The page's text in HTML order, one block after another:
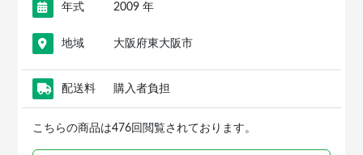
年式 2009 年
地域 大阪府東大阪市
配送料 購入者負担
こちらの商品は476回閲覧されております。